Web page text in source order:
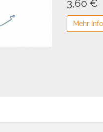
3,60 €
Mehr